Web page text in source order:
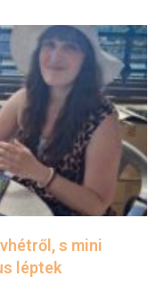
s mini
léptek